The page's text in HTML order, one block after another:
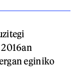
eginiko